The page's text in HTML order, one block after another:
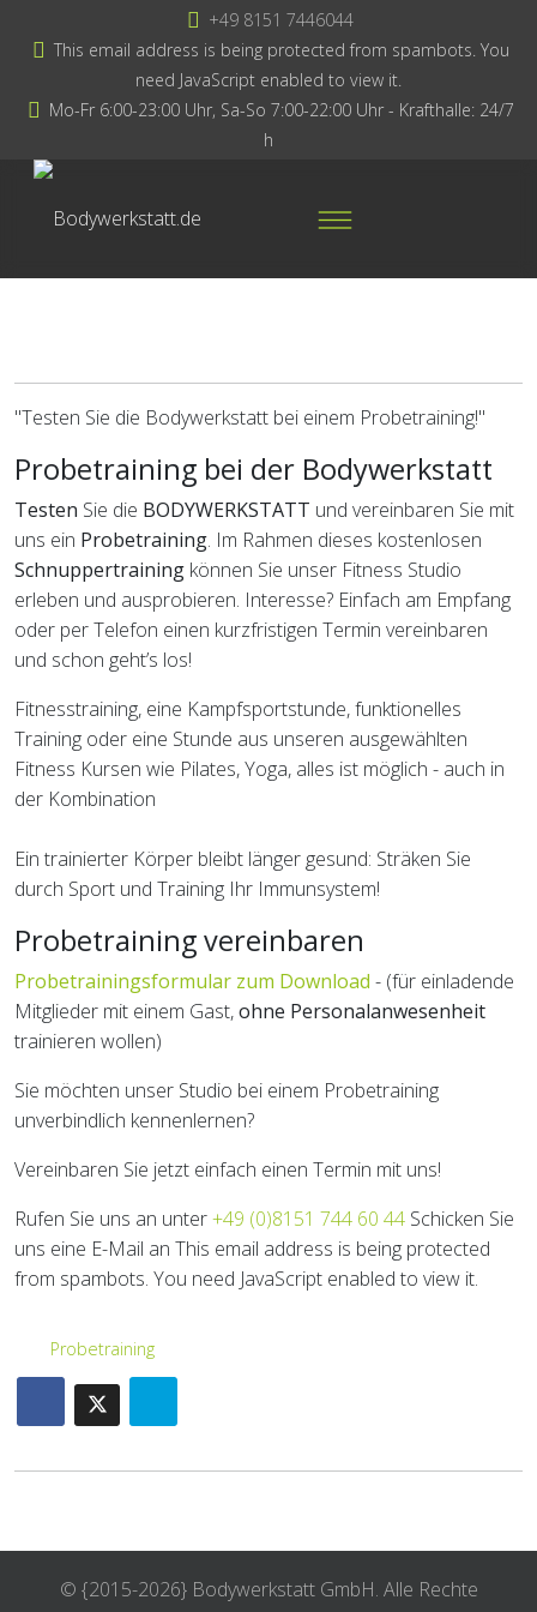
+49 8151 7446044
This email address is being protected from spambots. You
need JavaScript enabled to view it.
Mo-Fr 6:00-23:00 Uhr, Sa-So 7:00-22:00 Uhr - Krafthalle: 24/7
h
"Testen Sie die Bodywerkstatt bei einem Probetraining!"
Probetraining bei der Bodywerkstatt
Testen Sie die BODYWERKSTATT und vereinbaren Sie mit
uns ein Probetraining. Im Rahmen dieses kostenlosen
Schnuppertraining können Sie unser Fitness Studio
erleben und ausprobieren. Interesse? Einfach am Empfang
oder per Telefon einen kurzfristigen Termin vereinbaren
und schon geht’s los!
Fitnesstraining, eine Kampfsportstunde, funktionelles
Training oder eine Stunde aus unseren ausgewählten
Fitness Kursen wie Pilates, Yoga, alles ist möglich - auch in
der Kombination
Ein trainierter Körper bleibt länger gesund: Sträken Sie
durch Sport und Training Ihr Immunsystem!
Probetraining vereinbaren
Probetrainingsformular zum Download - (für einladende
Mitglieder mit einem Gast,ohne Personalanwesenheit
trainieren wollen)
Sie möchten unser Studio bei einem Probetraining
unverbindlich kennenlernen?
Vereinbaren Sie jetzt einfach einen Termin mit uns!
Rufen Sie uns an unter+49 (0)8151 744 60 44 Schicken Sie
uns eine E-Mail an This email address is being protected
from spambots. You need JavaScript enabled to view it.
Probetraining
© {2015-2026} Bodywerkstatt GmbH. Alle Rechte